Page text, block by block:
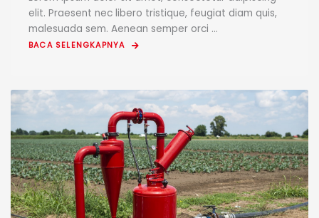
elit. Praesent nec libero tristique, feugiat diam quis,
malesuada sem. Aenean semper orci ...
BACA SELENGKAPNYA